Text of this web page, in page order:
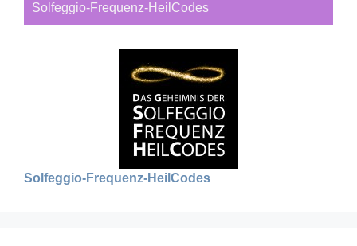
Solfeggio-Frequenz-HeilCodes
Solfeggio-Frequenz-HeilCodes